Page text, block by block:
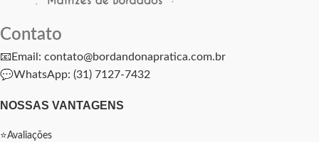
Contato
📧Email: contato@bordandonapratica.com.br
💬WhatsApp: (31) 7127-7432
NOSSAS VANTAGENS
⭐Avaliações